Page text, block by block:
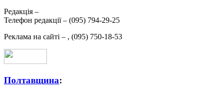
Редакція –
Телефон редакції – (095) 794-29-25
Реклама на сайті – , (095) 750-18-53
Полтавщина: